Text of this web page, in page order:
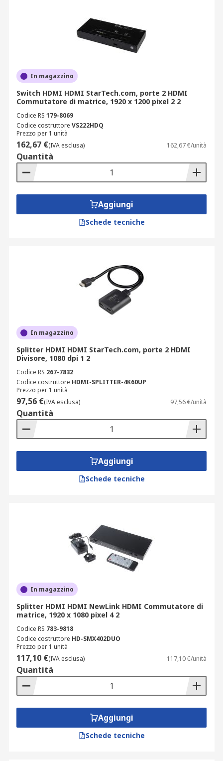
In magazzino
Switch HDMI HDMI StarTech.com, porte 2 HDMI
Commutatore di matrice, 1920 x 1200 pixel 2 2
Codice RS 179-8069
Codice costruttore VS222HDQ
Prezzo per 1 unità
162,67 €(IVA esclusa) 162,67 €/unità
Quantità
Aggiungi
Schede tecniche
In magazzino
Splitter HDMI HDMI StarTech.com, porte 2 HDMI
Divisore, 1080 dpi 1 2
Codice RS 267-7832
Codice costruttore HDMI-SPLITTER-4K60UP
Prezzo per 1 unità
97,56 €(IVA esclusa) 97,56 €/unità
Quantità
Aggiungi
Schede tecniche
In magazzino
Splitter HDMI HDMI NewLink HDMI Commutatore di
matrice, 1920 x 1080 pixel 4 2
Codice RS 783-9818
Codice costruttore HD-SMX402DUO
Prezzo per 1 unità
117,10 €(IVA esclusa) 117,10 €/unità
Quantità
Aggiungi
Schede tecniche